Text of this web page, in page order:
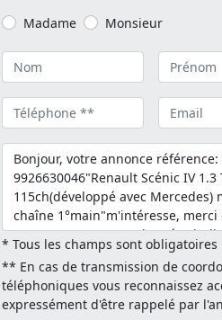
Madame Monsieur
* Tous les champs sont obligatoires
** En cas de transmission de
téléphoniques vous reconnaissez
expressément d'être rappelé par